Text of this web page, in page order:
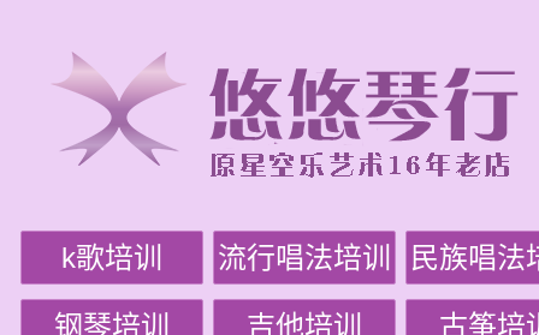
k歌培训 流行唱法培训 民族唱法
钢琴培训 吉他培训 古筝培